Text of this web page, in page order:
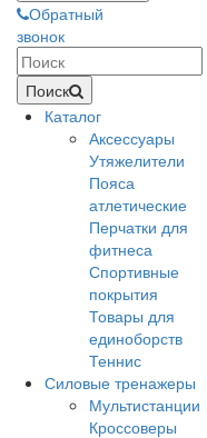
Обратный
звонок
Поиск
Каталог
Аксессуары
Утяжелители
Пояса
атлетические
Перчатки для
фитнеса
Спортивные
покрытия
Товары для
единоборств
Теннис
Силовые тренажеры
Мультистанции
Кроссоверы